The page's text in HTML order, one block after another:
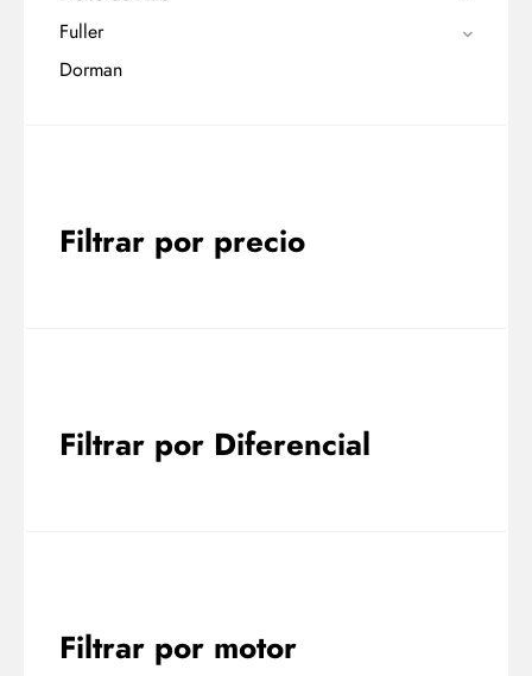
Fuller
Dorman
Filtrar por precio
Filtrar por Diferencial
Filtrar por motor